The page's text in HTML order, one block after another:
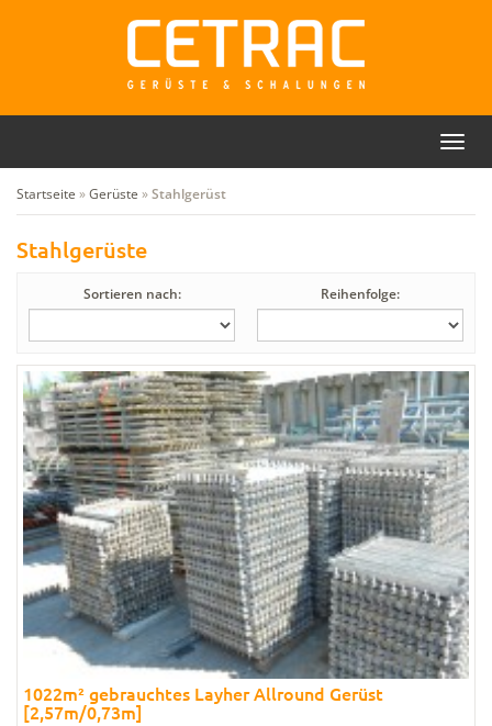
Startseite »Gerüste »Stahlgerüst
Stahlgerüste
Sortieren nach: Reihenfolge:
1022m² gebrauchtes Layher Allround Gerüst
[2,57m/0,73m]